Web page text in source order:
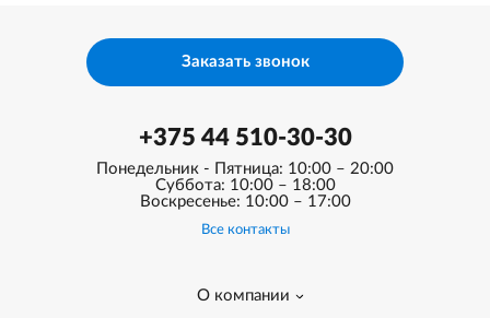
+375 44 510-30-30
Понедельник - Пятница: 10:00 – 20:00
Суббота: 10:00 – 18:00
Воскресенье: 10:00 – 17:00
Все контакты
О компании
Заказать звонок